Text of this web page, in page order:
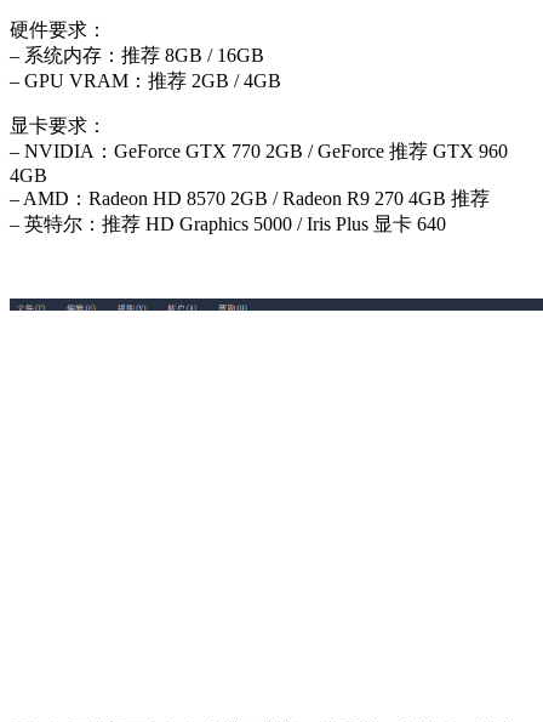
硬件要求：
– 系统内存：推荐 8GB / 16GB
– GPU VRAM：推荐 2GB / 4GB
显卡要求：
– NVIDIA：GeForce GTX 770 2GB / GeForce 推荐 GTX 960
4GB
– AMD：Radeon HD 8570 2GB / Radeon R9 270 4GB 推荐
– 英特尔：推荐 HD Graphics 5000 / Iris Plus 显卡 640